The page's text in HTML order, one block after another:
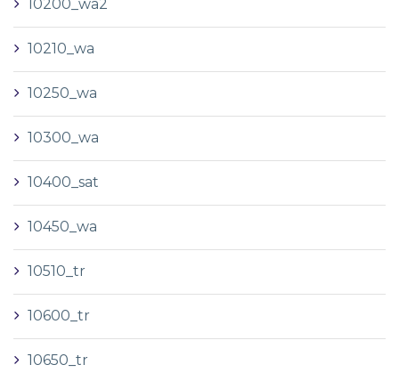
10200_wa2
10210_wa
10250_wa
10300_wa
10400_sat
10450_wa
10510_tr
10600_tr
10650_tr